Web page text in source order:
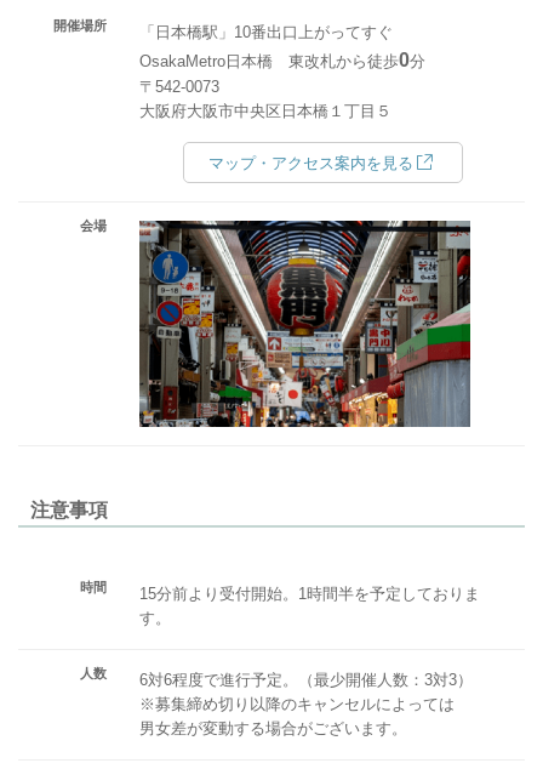
開催場所
「日本橋駅」10番出口上がってすぐ
OsakaMetro日本橋 東改札から徒歩0分
〒542-0073
大阪府大阪市中央区日本橋１丁目５
マップ・アクセス案内を見る
会場
注意事項
時間
15分前より受付開始。1時間半を予定しておりま
す。
人数
6対6程度で進行予定。（最少開催人数：3対3）
※募集締め切り以降のキャンセルによっては
男女差が変動する場合がございます。